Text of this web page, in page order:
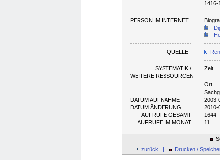
1416-
PERSON IM INTERNET
QUELLE
SYSTEMATIK /
WEITERE RESSOURCEN
Zeit
Ort
DATUM AUFNAHME
2003-
DATUM ÄNDERUNG
2010-
AUFRUFE GESAMT
1644
AUFRUFE IM MONAT
11
zurück |
Drucken /